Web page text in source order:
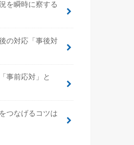
を瞬時に察する
の対応「事後対
事前応対」と
つなげるコツは